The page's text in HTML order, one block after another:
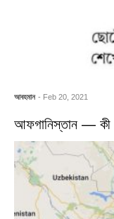
আবহমান - Feb 20, 2021
আফগানিস্তান — কী